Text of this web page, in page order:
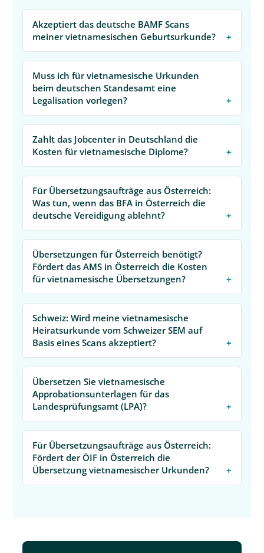
Akzeptiert das deutsche BAMF Scans
meiner vietnamesischen Geburtsurkunde?
Muss ich für vietnamesische Urkunden
beim deutschen Standesamt eine
Legalisation vorlegen?
Zahlt das Jobcenter in Deutschland die
Kosten für vietnamesische Diplome?
Für Übersetzungsaufträge aus Österreich:
Was tun, wenn das BFA in Österreich die
deutsche Vereidigung ablehnt?
Übersetzungen für Österreich benötigt?
Fördert das AMS in Österreich die Kosten
für vietnamesische Übersetzungen?
Schweiz: Wird meine vietnamesische
Heiratsurkunde vom Schweizer SEM auf
Basis eines Scans akzeptiert?
Übersetzen Sie vietnamesische
Approbationsunterlagen für das
Landesprüfungsamt (LPA)?
Für Übersetzungsaufträge aus Österreich:
Fördert der ÖIF in Österreich die
Übersetzung vietnamesischer Urkunden?